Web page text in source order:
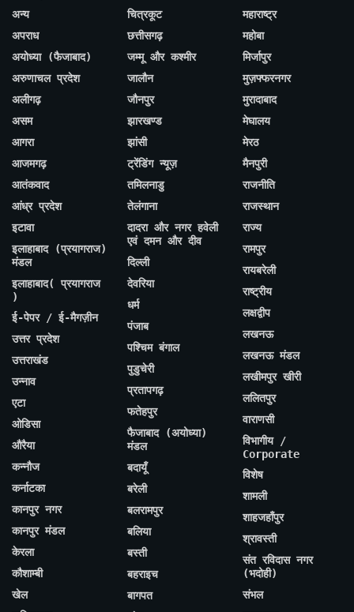
अन्य
अपराध
अयोध्या (फैजाबाद)
अरुणाचल प्रदेश
अलीगढ़
असम
आगरा
आजमगढ़
आतंकवाद
आंध्र प्रदेश
इटावा
इलाहाबाद (प्रयागराज)
मंडल
इलाहाबाद( प्रयागराज
)
ई-पेपर / ई-मैगज़ीन
उत्तर प्रदेश
उत्तराखंड
उन्नाव
एटा
ओडिसा
औरैया
कन्नौज
कर्नाटका
कानपुर नगर
कानपुर मंडल
केरला
कौशाम्बी
खेल
चित्रकूट
छत्तीसगढ़
जम्मू और कश्मीर
जालौन
जौनपुर
झारखण्ड
झांसी
ट्रेंडिंग न्यूज़
तमिलनाडु
तेलंगाना
दादरा और नगर हवेली
एवं दमन और दीव
दिल्ली
देवरिया
धर्म
पंजाब
पश्चिम बंगाल
पुडुचेरी
प्रतापगढ़
फतेहपुर
फैजाबाद (अयोध्या)
मंडल
बदायूँ
बरेली
बलरामपुर
बलिया
बस्ती
बहराइच
बागपत
महाराष्ट्र
महोबा
मिर्जापुर
मुज़फ्फरनगर
मुरादाबाद
मेघालय
मेरठ
मैनपुरी
राजनीति
राजस्थान
राज्य
रामपुर
रायबरेली
राष्ट्रीय
लक्षद्वीप
लखनऊ
लखनऊ मंडल
लखीमपुर खीरी
ललितपुर
वाराणसी
विभागीय /
Corporate
विशेष
शामली
शाहजहाँपुर
श्रावस्ती
संत रविदास नगर
(भदोही)
संभल